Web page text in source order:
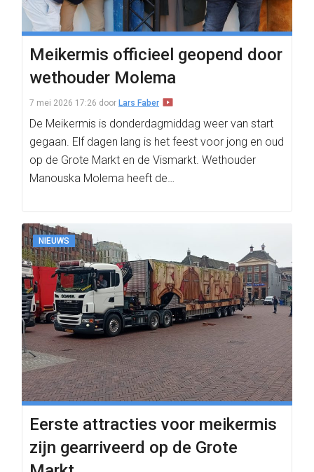
Meikermis officieel geopend door
wethouder Molema
7 mei 2026 17:26 door Lars Faber
De Meikermis is donderdagmiddag weer van start
gegaan. Elf dagen lang is het feest voor jong en oud
op de Grote Markt en de Vismarkt. Wethouder
Manouska Molema heeft de…
NIEUWS
Eerste attracties voor meikermis
zijn gearriveerd op de Grote